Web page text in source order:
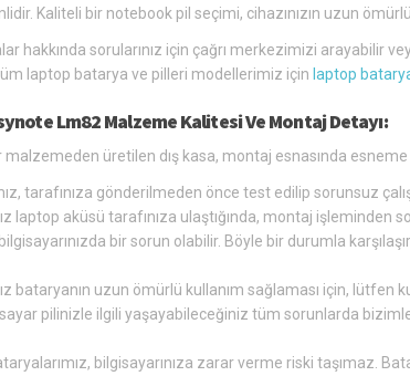
Kaliteli bir notebook pil seçimi, cihazınızın uzun
hakkında sorularınız için çağrı merkezimizi arayabilir
laptop batarya ve pilleri modellerimiz için laptop
Lm82 Malzeme Kalitesi Ve Montaj Detayı:
malzemeden üretilen dış kasa, montaj esnasında
tarafınıza gönderilmeden önce test edilip sorunsuz
laptop aküsü tarafınıza ulaştığında, montaj işleminden
bir sorun olabilir. Böyle bir durumla
bataryanın uzun ömürlü kullanım sağlaması için,
pilinizle ilgili yaşayabileceğiniz tüm sorunlarda
bilgisayarınıza zarar verme riski taşımaz.